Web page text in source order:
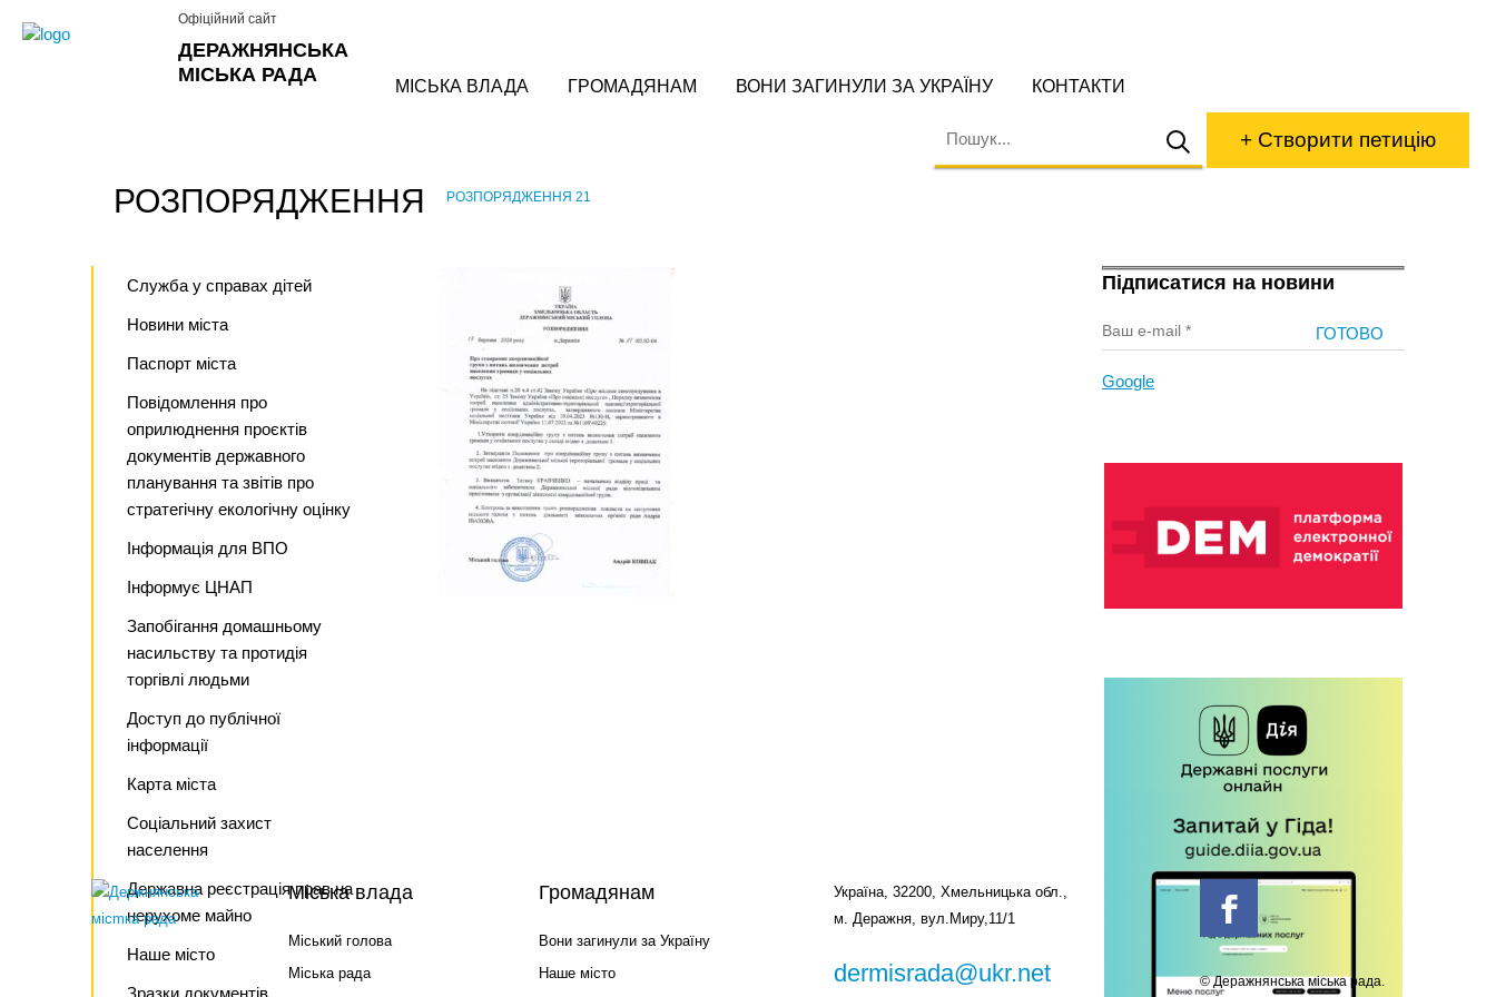
ДЕРАЖНЯНСЬКА
МІСЬКА РАДА
Офіційний сайт
МІСЬКА ВЛАДА ГРОМАДЯНАМ ВОНИ ЗАГИНУЛИ ЗА УКРАЇНУ КОНТАКТИ
+ Створити петицію
РОЗПОРЯДЖЕННЯ РОЗПОРЯДЖЕННЯ 21
Служба у справах дітей
Новини міста
Паспорт міста
Повідомлення про
оприлюднення проєктів
документів державного
планування та звітів про
стратегічну екологічну оцінку
Інформація для ВПО
Інформує ЦНАП
Запобігання домашньому
насильству та протидія
торгівлі людьми
Доступ до публічної
інформації
Карта міста
Соціальний захист
населення
Державна реєстрація прав на
нерухоме майно
Наше місто
Зразки документів
Підписатися на новини
Google
Міська влада
Міський голова
Міська рада
Громадянам
Вони загинули за Україну
Наше місто
Україна, 32200, Хмельницька обл.,
м. Деражня, вул.Миру,11/1
dermisrada@ukr.net
© Деражнянська міська рада.